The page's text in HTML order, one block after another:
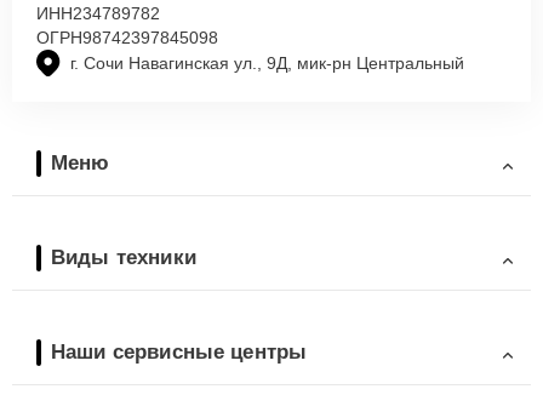
г. Сочи Навагинская ул., 9Д, мик-рн Центральный
ИНН234789782
ОГРН98742397845098
Меню
Виды техники
Наши сервисные центры